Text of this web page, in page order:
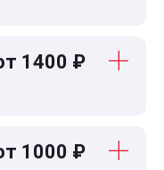
1400 ₽
1000 ₽